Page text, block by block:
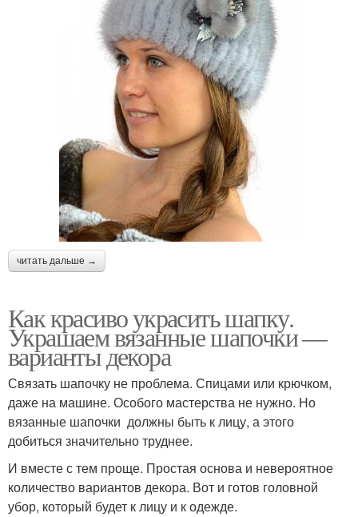
читать дальше →
Как красиво украсить шапку.
Украшаем вязанные шапочки —
варианты декора
Связать шапочку не проблема. Спицами или крючком,
даже на машине. Особого мастерства не нужно. Но
вязанные шапочки должны быть к лицу, а этого
добиться значительно труднее.
И вместе с тем проще. Простая основа и невероятное
количество вариантов декора. Вот и готов головной
убор, который будет к лицу и к одежде.